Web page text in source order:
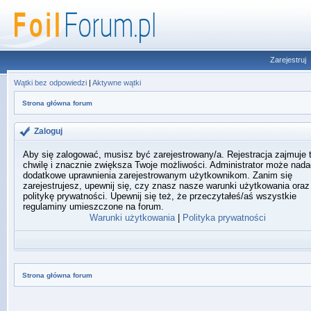
Zarejestruj
Wątki bez odpowiedzi | Aktywne wątki
Strona główna forum
Zaloguj
Aby się zalogować, musisz być zarejestrowany/a. Rejestracja zajmuje
chwilę i znacznie zwiększa Twoje możliwości. Administrator może
dodatkowe uprawnienia zarejestrowanym użytkownikom. Zanim się
zarejestrujesz, upewnij się, czy znasz nasze warunki użytkowania oraz
politykę prywatności. Upewnij się też, że przeczytałeś/aś wszystkie
regulaminy umieszczone na forum.
Warunki użytkowania| Polityka prywatności
Strona główna forum